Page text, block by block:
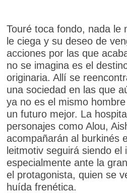
Touré toca fondo, nada le
le ciega y su deseo de
acciones por las que
no se imagina es el
originaria. Allí se
una sociedad en las que
ya no es el mismo
un futuro mejor. La
personajes como Alou,
acompañarán al burkinés
leitmotiv seguirá siendo
especialmente ante la
el protagonista, quien se
huída frenética.